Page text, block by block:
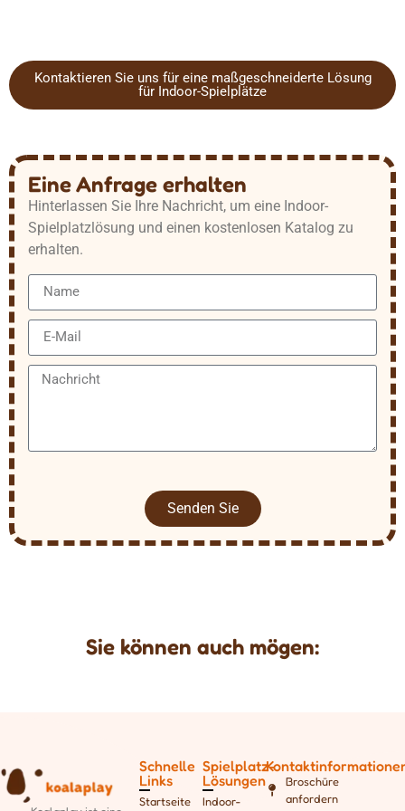
Kontaktieren Sie uns für eine maßgeschneiderte Lösung
für Indoor-Spielplätze
Eine Anfrage erhalten
Hinterlassen Sie Ihre Nachricht, um eine Indoor-
Spielplatzlösung und einen kostenlosen Katalog zu
erhalten.
Senden Sie
Sie können auch mögen:
Schnelle
Links
Startseite
Spielplatz-
Lösungen
Indoor-
Broschüre
anfordern